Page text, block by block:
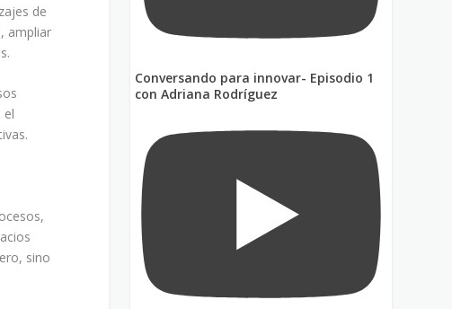
de
ampliar
el
sino
Conversando para innovar- Episodio 1
con Adriana Rodríguez